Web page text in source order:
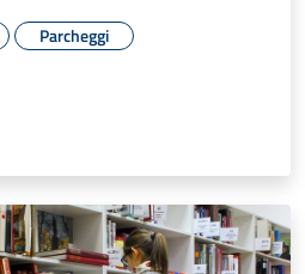
Parcheggi